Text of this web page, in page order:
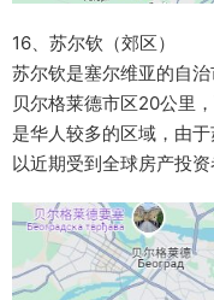
16、苏尔钦（郊区）
苏尔钦是塞尔维亚的自
贝尔格莱德市区20公里
是华人较多的区域，由
以近期受到全球房产投资